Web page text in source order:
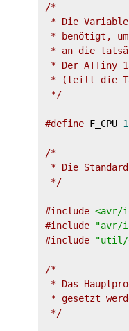
/*
* Die
* benötigt,
* an die
* Der ATTiny
* (teilt die
*/
#define F_CPU
/*
* Die
*/
#include <avr/
#include
"avr/
#include
"util/
/*
* Das
* gesetzt
*/